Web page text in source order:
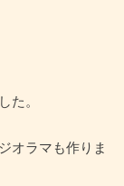
た。
オラマも作りま